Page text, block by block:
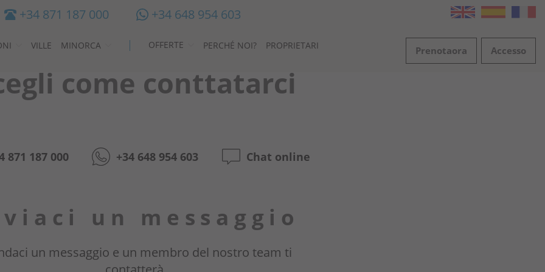
+34 871 187 000 +34 648 954 603
VILLE MINORCA OFFERTE PERCHÉ NOI? PROPRIETARI Prenotaora Accesso
Destinazioni
Proprietari
come conttatarci
871 187 000 +34 648 954 603 Chat online
un messaggio
un messaggio e un membro del nostro team ti